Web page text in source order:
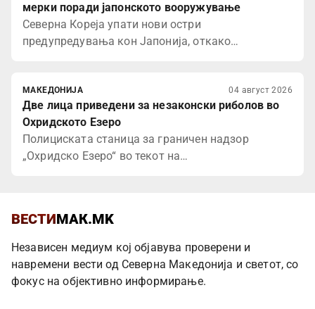
мерки поради јапонското вооружување
Северна Кореја упати нови остри
предупредувања кон Јапонија, откако…
МАКЕДОНИЈА 04 август 2026
Две лица приведени за незаконски риболов во
Охридското Езеро
Полициската станица за граничен надзор
„Охридско Езеро“ во текот на…
ВЕСТИМАК.MK
Независен медиум кој објавува проверени и
навремени вести од Северна Македонија и светот, со
фокус на објективно информирање.